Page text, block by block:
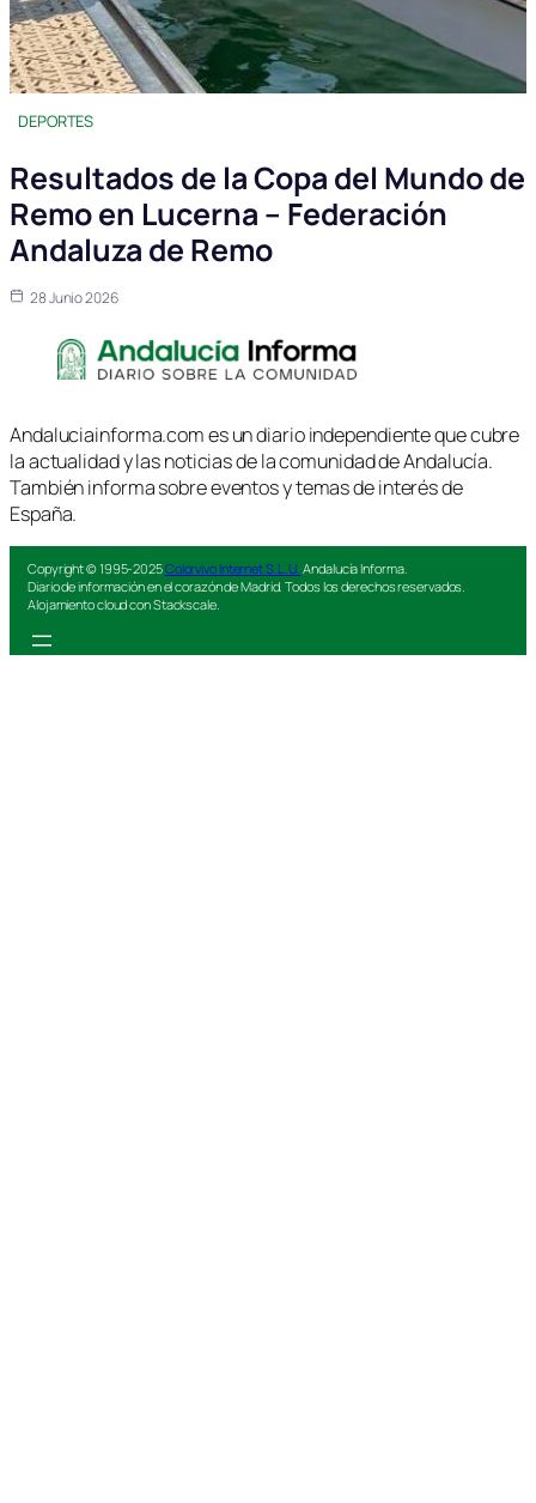
DEPORTES
Resultados de la Copa del Mundo de
Remo en Lucerna – Federación
Andaluza de Remo
28 Junio 2026
Andaluciainforma.com es un diario independiente que cubre
la actualidad y las noticias de la comunidad de Andalucía.
También informa sobre eventos y temas de interés de
España.
Copyright © 1995-2025Colorvivo Internet S.L.U. Andalucía Informa.
Diario de información en el corazón de Madrid. Todos los derechos reservados.
Alojamiento cloud con Stackscale.